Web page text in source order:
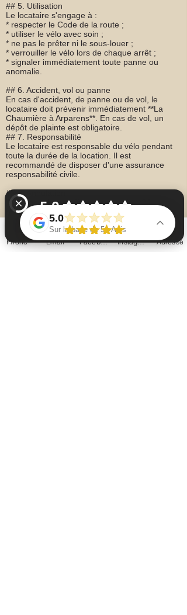
## 5. Utilisation
Le locataire s'engage à :
* respecter le Code de la route ;
* utiliser le vélo avec soin ;
* ne pas le prêter ni le sous-louer ;
* verrouiller le vélo lors de chaque arrêt ;
* signaler immédiatement toute panne ou
anomalie.
## 6. Accident, vol ou panne
En cas d'accident, de panne ou de vol, le
locataire doit prévenir immédiatement **La
Chaumière à Arparens**. En cas de vol, un
dépôt de plainte est obligatoire.
## 7. Responsabilité
Le locataire est responsable du vélo pendant
toute la durée de la location. Il est
recommandé de disposer d'une assurance
responsabilité civile.
## 8. Annulation
Toute annulation effectuée plus de **24
heures** avant le départ est remboursée
intégralement. En dessous de ce délai ou en
cas de non-présentation, la location pourra
être facturée. En cas de météo défavorable, la
location pourra être reportée ou annulée sans
Phone Email Facebook Instagram Adresse
5.0
Sur la base de 51 Avis